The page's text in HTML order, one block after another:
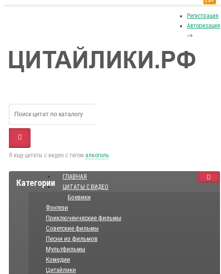
Регистрация
Авторизация
-->
Я ищу цитаты с видео с тегом алкоголь
Категории
ГЛАВНАЯ
ЦИТАТЫ С ВИДЕО
Боевики
Фэнтези
Приключенческие фильмы
Советские фильмы
Песни из фильмов
Мультфильмы
Комедии
Цитайлики